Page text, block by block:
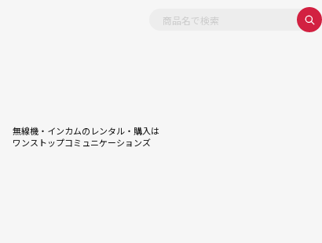
無線機・インカムのレンタル・購入は
ワンストップコミュニケーションズ